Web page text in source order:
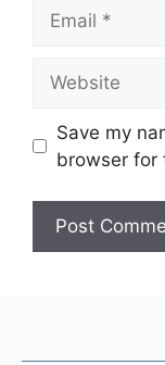
Save my
browser for